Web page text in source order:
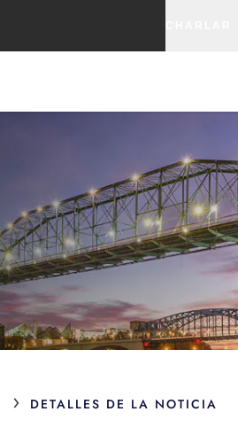
› DETALLES DE LA NOTICIA